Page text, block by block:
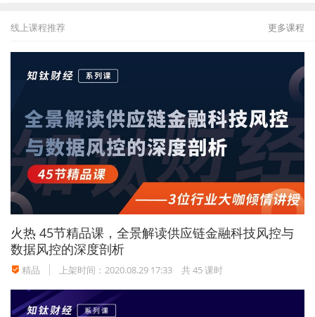
子版本）。报送截止日期为2007年11月25日。
配工作组，工作组人员由食土商会、商务部外贸司、台港
澳司、广州特办及业内专家组成，对各地上报的申请材料
进行审核后，于2007年11月30日前按规定的分配原则和分
配方法提出各省市配额的初次分配意见。
（四）商务部根据工作组的初次分配意见，确定2008
年度供港活猪配额各省市初次分配初步结果，并于2007年
12月5日前在商务部外贸司网站供港澳活畜禽配额管理信息
序后于2007年12月15日前正式发文，并在上述网站公布初
次分配最终结果。
（五）各地省级商务主管部门根据商务部下达的各省
市的初次分配结果进行配额二次分配，于2007年12月22日
线上课程推荐 更多课程
火热 45节精品课，全景解读供应链金融科技风控与
数据风控的深度剖析
精品 上架时间：2020.08.29 17:33 共 45 课时